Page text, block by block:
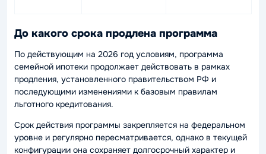
До какого срока продлена программа
По действующим на 2026 год условиям, программа
семейной ипотеки продолжает действовать в рамках
продления, установленного правительством РФ и
последующими изменениями к базовым правилам
льготного кредитования.
Срок действия программы закрепляется на федеральном
уровне и регулярно пересматривается, однако в текущей
конфигурации она сохраняет долгосрочный характер и